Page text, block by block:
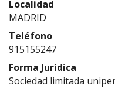
Localidad
MADRID
Teléfono
915155247
Forma Jurídica
Sociedad limitada